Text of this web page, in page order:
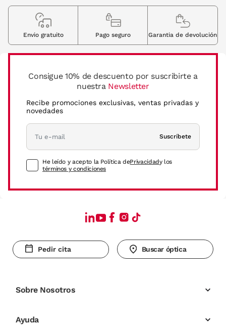
Consigue 10% de descuento por suscribirte a
nuestra Newsletter
Recibe promociones exclusivas, ventas privadas y
novedades
Suscríbete
He leído y acepto la Política dePrivacidady los
términos y condiciones
Envio gratuito Pago seguro Garantia de devolución
Pedir cita Buscar óptica
Sobre Nosotros
Ayuda